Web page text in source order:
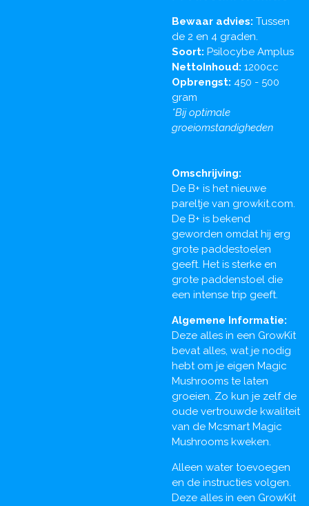
Bewaar advies: Tussen
de 2 en 4 graden.
Soort: Psilocybe Amplus
NettoInhoud: 1200cc
Opbrengst: 450 - 500
gram
*Bij optimale
groeiomstandigheden
Omschrijving:
De B+ is het nieuwe
pareltje van growkit.com.
De B+ is bekend
geworden omdat hij erg
grote paddestoelen
geeft. Het is sterke en
grote paddenstoel die
een intense trip geeft.
Algemene Informatie:
Deze alles in een GrowKit
bevat alles, wat je nodig
hebt om je eigen Magic
Mushrooms te laten
groeien. Zo kun je zelf de
oude vertrouwde kwaliteit
van de Mcsmart Magic
Mushrooms kweken.
Alleen water toevoegen
en de instructies volgen.
Deze alles in een GrowKit